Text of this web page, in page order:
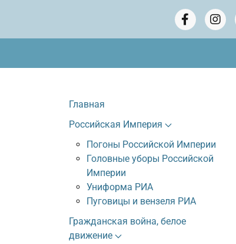
Главная
Российская Империя
Погоны Российской Империи
Головные уборы Российской
Империи
Униформа РИА
Пуговицы и вензеля РИА
Гражданская война, белое
движение